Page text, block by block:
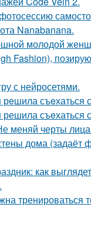
Nanabanana.
молодой
Fashion),
с нейросетями.
съeхаться
съeхаться
меняй черты
дома (задаёт
как
тренироваться